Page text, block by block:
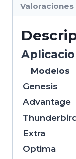
Valoraciones
Modelos
Genesis
Advantage
Extra
Optima